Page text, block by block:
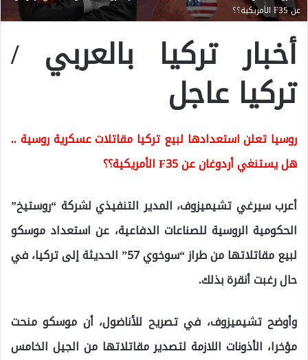
عن F35 الأمريكية؟؟
أخبار تركيا بالعربي /
تركيا عاجل
روسيا تعلن استعدادها لبيع تركيا مقاتلات عسكرية روسية ..
هل يستنغي أردوغان عن F35 الأمريكية؟؟
أعرب سيرغي تشيميزوف، المدير التنفيذي لشركة “روستيخ”
الحكومية الروسية للصناعات الدفاعية، عن استعداد موسكو
لبيع مقاتلاتها من طراز “سوخوي 57” الحديثة إلى تركيا، في
حال رغبت أنقرة بذلك.
وأوضح تشيميزوف، في تصريح للأناضول، أن موسكو منحت
مؤخرا، الأذونات اللازمة لتصدير مقاتلاتها من الجيل الخامس